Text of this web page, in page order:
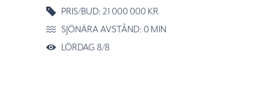
PRIS/BUD: 21 000 000 KR
SJÖNÄRA AVSTÅND: 0 MIN
LÖRDAG 8/8